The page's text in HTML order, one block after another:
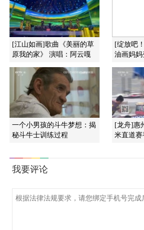
[江山如画]歌曲《美丽的草
原我的家》 演唱：阿云嘎
[绽放吧
油画妈妈
一个小男孩的斗牛梦想：揭
秘斗牛士训练过程
[龙舟]惠
米直道赛